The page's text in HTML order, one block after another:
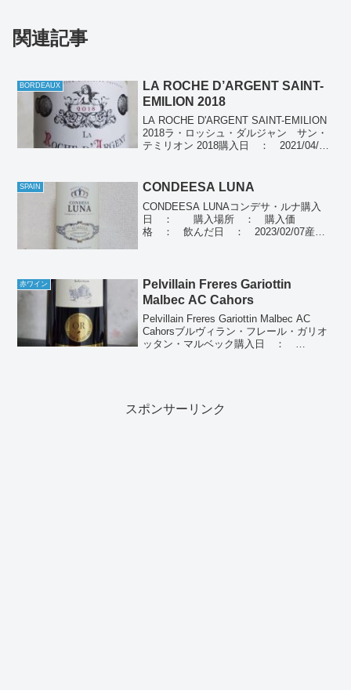
関連記事
BORDEAUX
LA ROCHE D’ARGENT SAINT-
EMILION 2018
LA ROCHE D'ARGENT SAINT-EMILION
2018ラ・ロッシュ・ダルジャン サン・
テミリオン 2018購入日 ： 2021/04/29
SPAIN CONDEESA LUNA
CONDEESA LUNAコンデサ・ルナ購入
日 ： 購入場所 ： 購入価
格 ： 飲んだ日 ： 2023/02/07産
コ...
赤ワイン
Pelvillain Freres Gariottin
Malbec AC Cahors
Pelvillain Freres Gariottin Malbec AC
Cahorsブルヴィラン・フレール・ガリオ
ッタン・マルベック購入日 ：
スポンサーリンク